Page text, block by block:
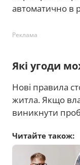
автоматично в
Реклама
Які угоди
Нові правила
житла. Якщо
виникнути
Читайте також: